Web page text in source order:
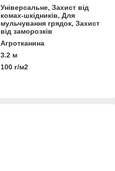
Універсальне, Захист від
комах-шкідників, Для
мульчування грядок, Захист
від заморозків
Агротканина
3.2 м
100 г/м2